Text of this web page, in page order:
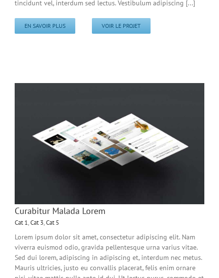
tincidunt vel, interdum sed lectus. Vestibulum adipiscing [...]
EN SAVOIR PLUS VOIR LE PROJET
Curabitur Malada Lorem
Cat 1,Cat 3,Cat 5
Lorem ipsum dolor sit amet, consectetur adipiscing elit. Nam
viverra euismod odio, gravida pellentesque urna varius vitae.
Sed dui lorem, adipiscing in adipiscing et, interdum nec metus.
Mauris ultricies, justo eu convallis placerat, felis enim ornare